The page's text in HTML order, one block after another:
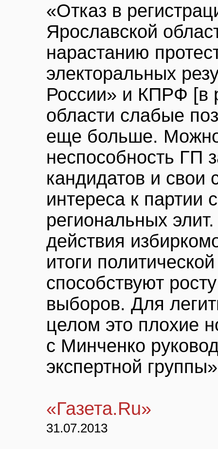
«Отказ в
Ярославской
нарастанию
электоральных
России» и КПРФ [в
области слабые
еще больше. Можно
неспособность ГП
кандидатов и свои
интереса к партии
региональных
действия
итоги
способствуют
выборов. Для
целом это плохие
с Минченко
экспертной
«Газета.Ru»
31.07.2013